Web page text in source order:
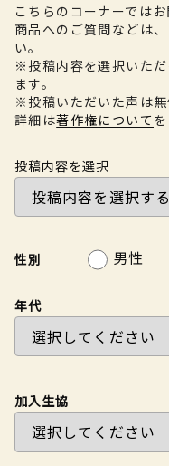
こちらのコーナーでは
商品へのご質問などは、
い。
※投稿内容を選択いた
ます。
※投稿いただいた声は無
詳細は著作権について
投稿内容を選択
性別 男性
年代
加入生協